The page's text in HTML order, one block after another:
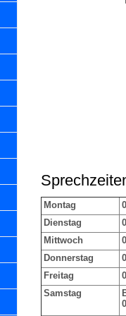
Vorsorge- und
Empfehlungen
Broschüren und
Familienzeit
Montag
Dienstag
Mittwoch
Donnerstag
Freitag
Samstag